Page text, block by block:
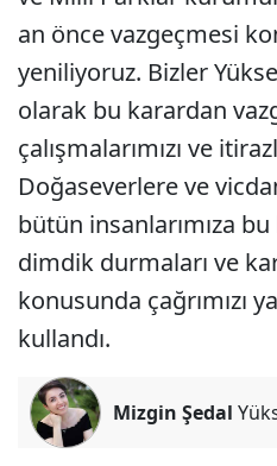
an önce vazgeçmesi
yeniliyoruz. Bizler
olarak bu karardan
çalışmalarımızı ve
Doğaseverlere ve
bütün insanlarımıza bu
dimdik durmaları ve
konusunda çağrımızı
kullandı.
Mizgin Şedal